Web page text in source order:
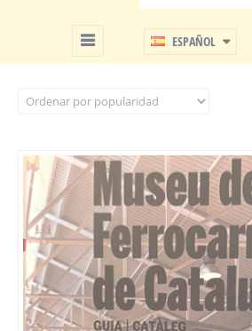
ESPAÑOL